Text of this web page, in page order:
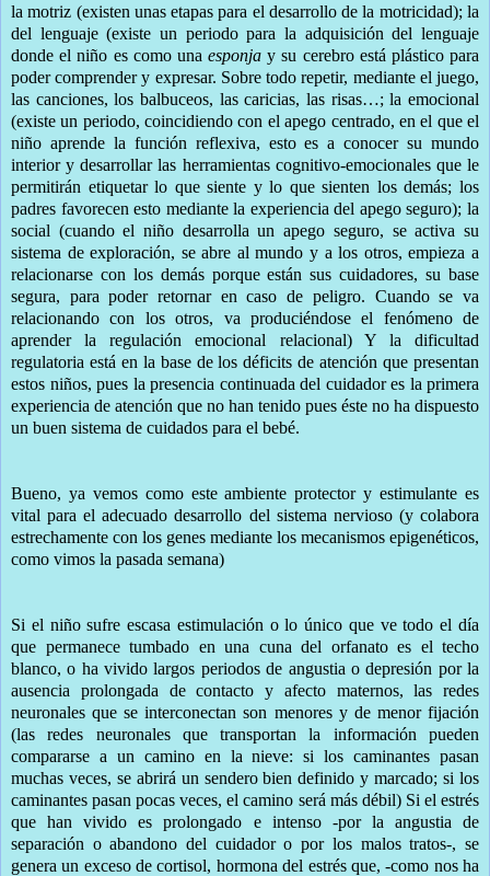
la motriz (existen unas etapas para el desarrollo de la motricidad); la
del lenguaje (existe un periodo para la adquisición del lenguaje
donde el niño es como una esponja y su cerebro está plástico para
poder comprender y expresar. Sobre todo repetir, mediante el juego,
las canciones, los balbuceos, las caricias, las risas…; la emocional
(existe un periodo, coincidiendo con el apego centrado, en el que el
niño aprende la función reflexiva, esto es a conocer su mundo
interior y desarrollar las herramientas cognitivo-emocionales que le
permitirán etiquetar lo que siente y lo que sienten los demás; los
padres favorecen esto mediante la experiencia del apego seguro); la
social (cuando el niño desarrolla un apego seguro, se activa su
sistema de exploración, se abre al mundo y a los otros, empieza a
relacionarse con los demás porque están sus cuidadores, su base
segura, para poder retornar en caso de peligro. Cuando se va
relacionando con los otros, va produciéndose el fenómeno de
aprender la regulación emocional relacional) Y la dificultad
regulatoria está en la base de los déficits de atención que presentan
estos niños, pues la presencia continuada del cuidador es la primera
experiencia de atención que no han tenido pues éste no ha dispuesto
un buen sistema de cuidados para el bebé.
Bueno, ya vemos como este ambiente protector y estimulante es
vital para el adecuado desarrollo del sistema nervioso (y colabora
estrechamente con los genes mediante los mecanismos epigenéticos,
como vimos la pasada semana)
Si el niño sufre escasa estimulación o lo único que ve todo el día
que permanece tumbado en una cuna del orfanato es el techo
blanco, o ha vivido largos periodos de angustia o depresión por la
ausencia prolongada de contacto y afecto maternos, las redes
neuronales que se interconectan son menores y de menor fijación
(las redes neuronales que transportan la información pueden
compararse a un camino en la nieve: si los caminantes pasan
muchas veces, se abrirá un sendero bien definido y marcado; si los
caminantes pasan pocas veces, el camino será más débil) Si el estrés
que han vivido es prolongado e intenso -por la angustia de
separación o abandono del cuidador o por los malos tratos-, se
genera un exceso de cortisol, hormona del estrés que, -como nos ha